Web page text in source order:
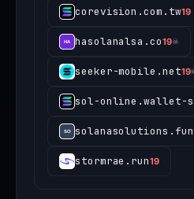
corevision.com.tw19
hasolanalsa.co19☠
seeker-mobile.net19
sol-online.wallet-
solanasolutions.fun
stormrae.run19